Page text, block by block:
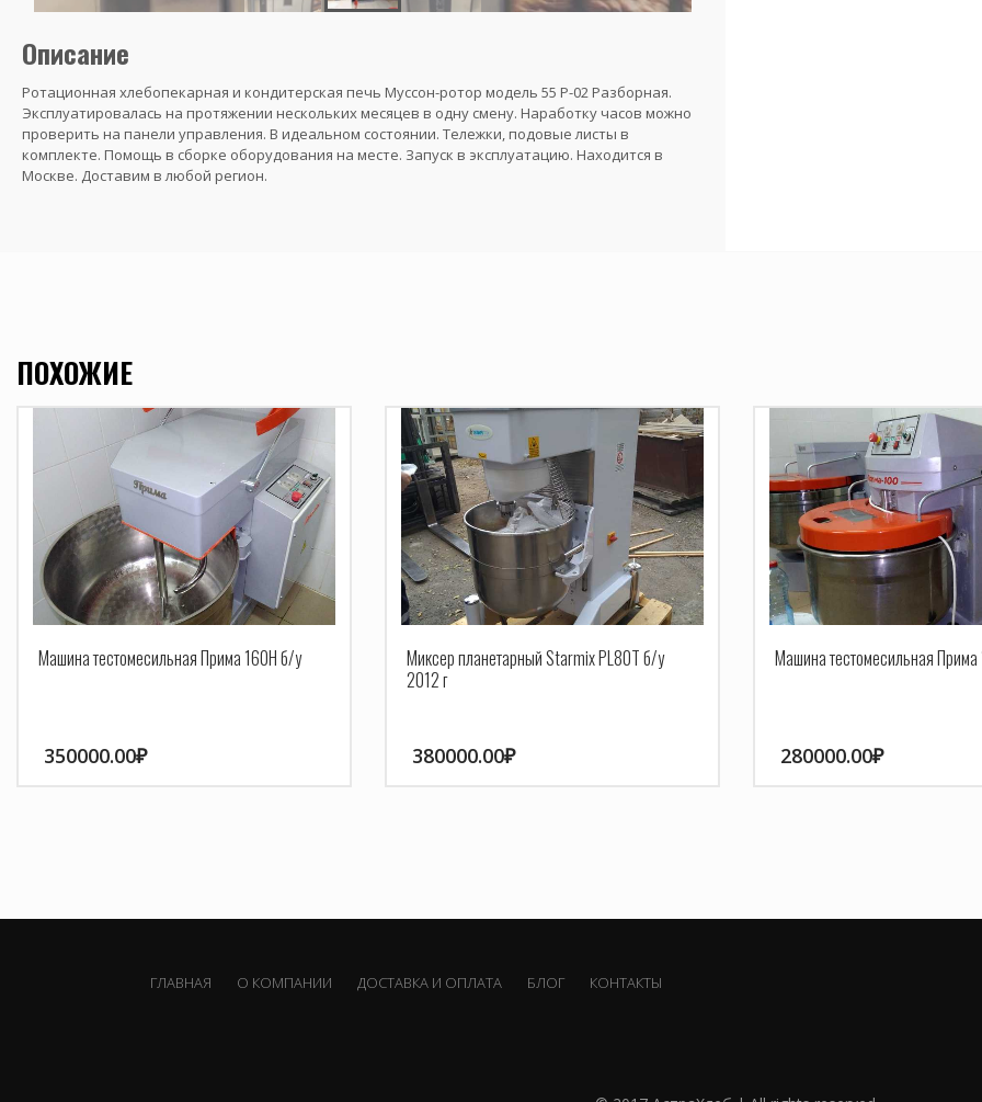
Описание
Ротационная хлебопекарная и кондитерская печь Муссон-ротор модель 55 Р-02 Разборная.
Эксплуатировалась на протяжении нескольких месяцев в одну смену. Наработку часов можно
проверить на панели управления. В идеальном состоянии. Тележки, подовые листы в
комплекте. Помощь в сборке оборудования на месте. Запуск в эксплуатацию. Находится в
Москве. Доставим в любой регион.
ПОХОЖИЕ
Машина тестомесильная Прима 160Н б/у
350000.00₽
Миксер планетарный Starmix PL80T б/у
2012 г
380000.00₽
Машина тестомесильная
280000.00₽
ГЛАВНАЯ О КОМПАНИИ ДОСТАВКА И ОПЛАТА БЛОГ КОНТАКТЫ